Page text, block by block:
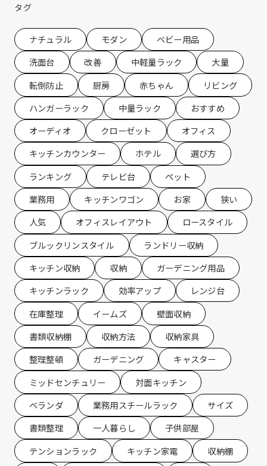
タグ
ナチュラル モダン
ベビー用品
洗面台
改善 中軽量ラック
大量
転倒防止
厨房 赤ちゃん
リビング
ハンガーラック
中量ラック
おすすめ
オーディオ
クローゼット
オフィス
キッチンカウンター
ホテル
選び方
ランキング
テレビ台
ペット
業務用
キッチンワゴン お家
狭い
人気
オフィスレイアウト
ロースタイル
ブルックリンスタイル
ランドリー収納
キッチン収納
収納
ガーデニング用品
キッチンラック
効率アップ
レンジ台
在庫整理
イームズ
壁面収納
書類収納棚
収納方法
収納家具
整理整頓
ガーデニング
キャスター
ミッドセンチュリー
対面キッチン
ベランダ
業務用スチールラック
サイズ
書類整理
一人暮らし
子供部屋
テンションラック
キッチン家電
収納棚